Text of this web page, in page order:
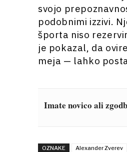
svojo
podobnimi izzivi.
športa niso
je pokazal, da
meja — lahko
Imate novico ali
OZNAKE Alexander Zverev